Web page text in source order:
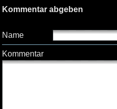
Kommentar abgeben
Name
Kommentar